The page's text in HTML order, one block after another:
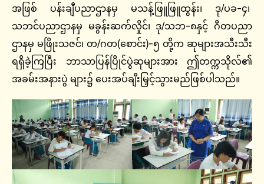
အဖြစ် ပန်းချီပညာဌာနမှ မသန့်ဖြူဖြူထွန်း၊ ဒု/ပခ-၄၊
သဘင်ပညာဌာနမှ မခွန်းဆက်လှိုင်၊ ဒု/သဘ-၈နှင့် ဂီတပညာ
ဌာနမှ မဖြိုးသဇင်၊ တ/ဂတ(စောင်း)-၅ တို့က ဆုများအသီးသီး
ရရှိခဲ့ကြပြီး ဘာသာပြန်ပြိုင်ပွဲဆုများအား ဤတက္ကသိုလ်၏
အခမ်းအနားပွဲ များ၌ ပေးအပ်ချီးမြှင့်သွားမည်ဖြစ်ပါသည်။